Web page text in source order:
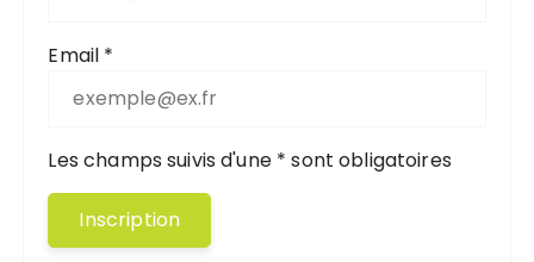
Email *
Les champs suivis d'une * sont obligatoires